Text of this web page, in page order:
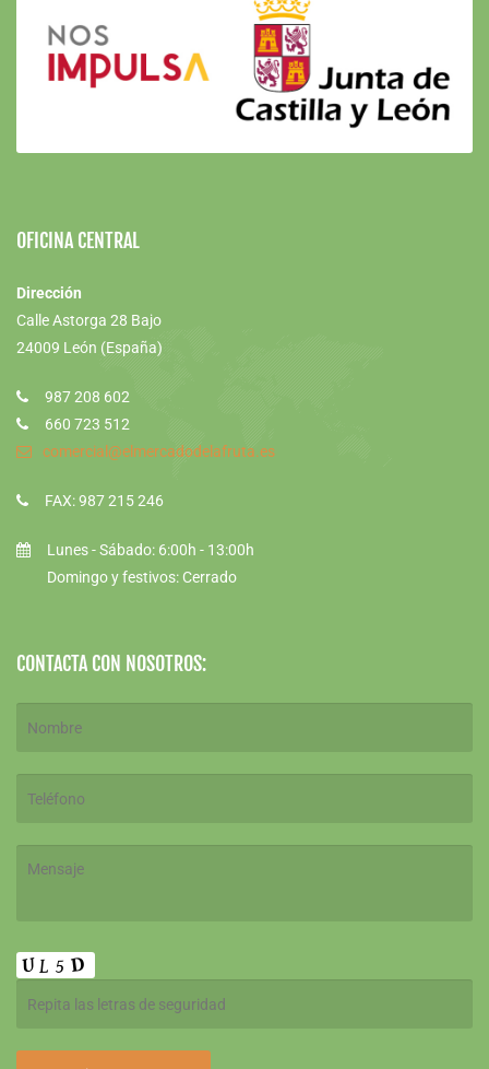
OFICINA CENTRAL
Dirección
Calle Astorga 28 Bajo
24009 León (España)
987 208 602
660 723 512
comercial@elmercadodelafruta.es
FAX: 987 215 246
Lunes - Sábado: 6:00h - 13:00h
Domingo y festivos: Cerrado
CONTACTA CON NOSOTROS: